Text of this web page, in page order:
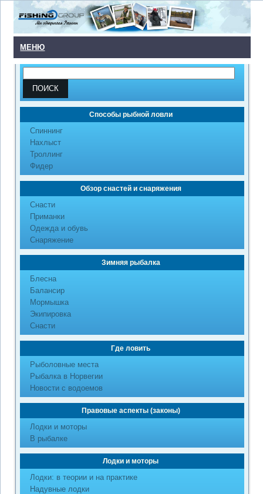
МЕНЮ
Способы рыбной ловли
Cпиннинг
Нахлыст
Троллинг
Фидер
Обзор снастей и снаряжения
Снасти
Приманки
Одежда и обувь
Снаряжение
Зимняя рыбалка
Блесна
Балансир
Мормышка
Экипировка
Снасти
Где ловить
Рыболовные места
Рыбалка в Норвегии
Новости с водоемов
Правовые аспекты (законы)
Лодки и моторы
В рыбалке
Лодки и моторы
Лодки: в теории и на практике
Надувные лодки